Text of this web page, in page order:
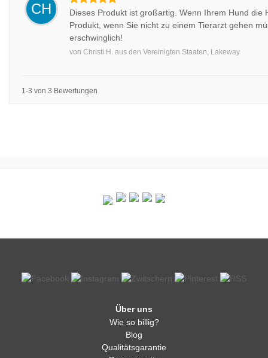
CH
Dieses Produkt ist großartig. Wenn Ihrem Hund
Produkt, wenn Sie nicht zu einem Tierarzt gehen
erschwinglich!
von Christi H. aus den Vereinigten Staaten, Lakeway
1-3 von 3 Bewertungen
Über uns
Wie so billig?
Blog
Qualitätsgarantie